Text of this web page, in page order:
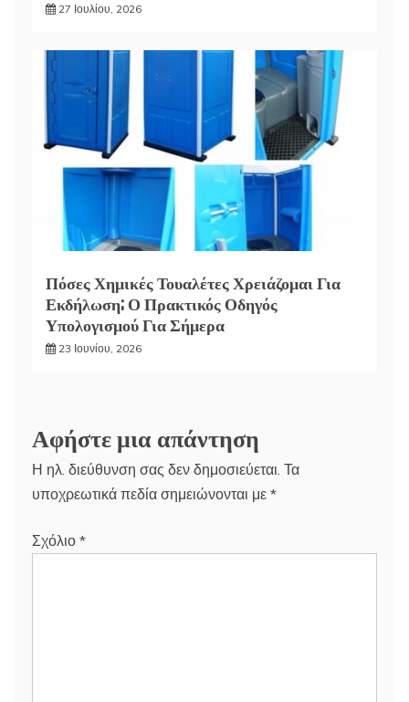
27 Ιουλίου, 2026
Πόσες Χημικές Τουαλέτες Χρειάζομαι Για
Εκδήλωση; Ο Πρακτικός Οδηγός
Υπολογισμού Για Σήμερα
23 Ιουνίου, 2026
Αφήστε μια απάντηση
Η ηλ. διεύθυνση σας δεν δημοσιεύεται. Τα
υποχρεωτικά πεδία σημειώνονται με *
Σχόλιο *